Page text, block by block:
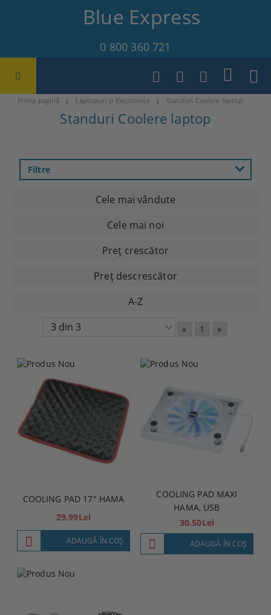
Blue Express
0 800 360 721
Prima pagină Laptopuri și Electronice Standuri Coolere laptop
Standuri Coolere laptop
Filtre
Cele mai vândute
Cele mai noi
Preţ crescător
Preţ descrescător
A-Z
« 1 »
COOLING PAD 17" HAMA
29.99Lei
ADAUGĂ ÎN COŞ
COOLING PAD MAXI
HAMA, USB
30.50Lei
ADAUGĂ ÎN COŞ